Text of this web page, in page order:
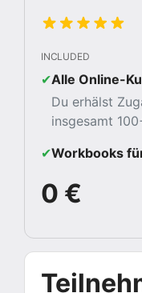
INCLUDED
✔︎Alle Online-
Du erhälst
insgesamt
✔︎Workbooks
0 €
If you
are a